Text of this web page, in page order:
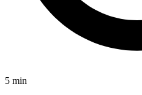
5 min